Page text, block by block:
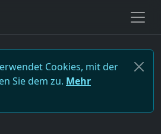
Cookies, mit der
Sie dem zu. Mehr